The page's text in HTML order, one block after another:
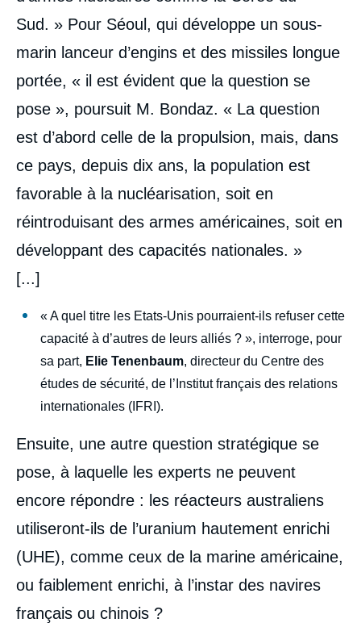
Sud. » Pour Séoul, qui développe un sous-
marin lanceur d’engins et des missiles longue
portée, « il est évident que la question se
pose », poursuit M. Bondaz. « La question
est d’abord celle de la propulsion, mais, dans
ce pays, depuis dix ans, la population est
favorable à la nucléarisation, soit en
réintroduisant des armes américaines, soit en
développant des capacités nationales. »
[...]
« A quel titre les Etats-Unis pourraient-ils refuser cette
capacité à d’autres de leurs alliés ? », interroge, pour
sa part, Elie Tenenbaum, directeur du Centre des
études de sécurité, de l’Institut français des relations
internationales (IFRI).
Ensuite, une autre question stratégique se
pose, à laquelle les experts ne peuvent
encore répondre : les réacteurs australiens
utiliseront-ils de l’uranium hautement enrichi
(UHE), comme ceux de la marine américaine,
ou faiblement enrichi, à l’instar des navires
français ou chinois ?